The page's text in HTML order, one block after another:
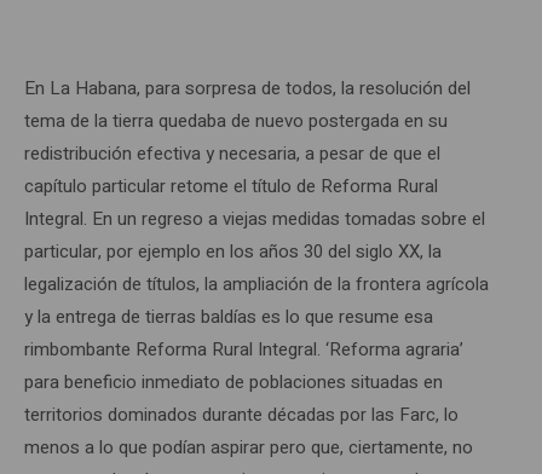
En La Habana, para sorpresa de todos, la resolución del
tema de la tierra quedaba de nuevo postergada en su
redistribución efectiva y necesaria, a pesar de que el
capítulo particular retome el título de Reforma Rural
Integral. En un regreso a viejas medidas tomadas sobre el
particular, por ejemplo en los años 30 del siglo XX, la
legalización de títulos, la ampliación de la frontera agrícola
y la entrega de tierras baldías es lo que resume esa
rimbombante Reforma Rural Integral. ‘Reforma agraria’
para beneficio inmediato de poblaciones situadas en
territorios dominados durante décadas por las Farc, lo
menos a lo que podían aspirar pero que, ciertamente, no